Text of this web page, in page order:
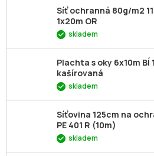
Síť ochranná 80g/m2
1x20m OR
skladem
Plachta s oky 6x10m BÍ
kašírovaná
skladem
Síťovina 125cm na
PE 401 R (10m)
skladem